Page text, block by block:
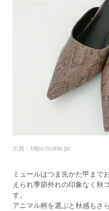
出典：https://cubki.jp/
ミュールはつま先かた甲まで
えられ季節外れの印象なく秋
す。
アニマル柄を選ぶと秋感もさ